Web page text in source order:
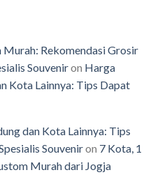
Murah: Rekomendasi Grosir
Souveniron Harga
Kota Lainnya: Tips Dapat
dan Kota Lainnya: Tips
Souveniron 7 Kota, 1
Murah dari Jogja